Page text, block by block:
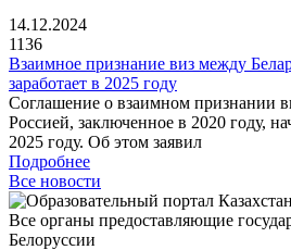
14.12.2024
1136
Взаимное признание виз между
заработает в 2025 году
Соглашение о взаимном признании
Россией, заключенное в 2020 году,
2025 году. Об этом заявил
Подробнее
Все новости
Все органы предоставляющие
Белоруссии